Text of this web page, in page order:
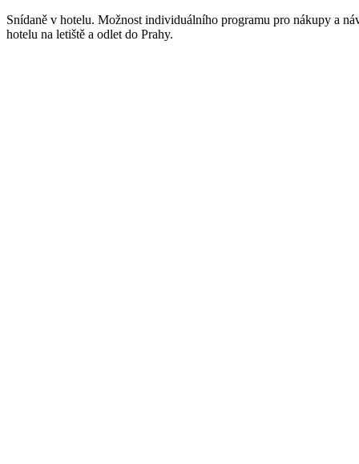
Snídaně v hotelu. Možnost individuálního programu pro nákupy a
hotelu na letiště a odlet do Prahy.